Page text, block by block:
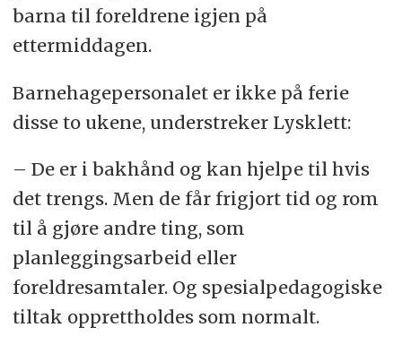
barna til foreldrene igjen på
ettermiddagen.
Barnehagepersonalet er ikke på ferie
disse to ukene, understreker Lysklett:
– De er i bakhånd og kan hjelpe til hvis
det trengs. Men de får frigjort tid og rom
til å gjøre andre ting, som
planleggingsarbeid eller
foreldresamtaler. Og spesialpedagogiske
tiltak opprettholdes som normalt.